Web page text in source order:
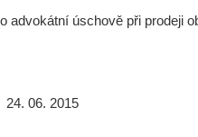
advokátní úschově při prodeji
2015